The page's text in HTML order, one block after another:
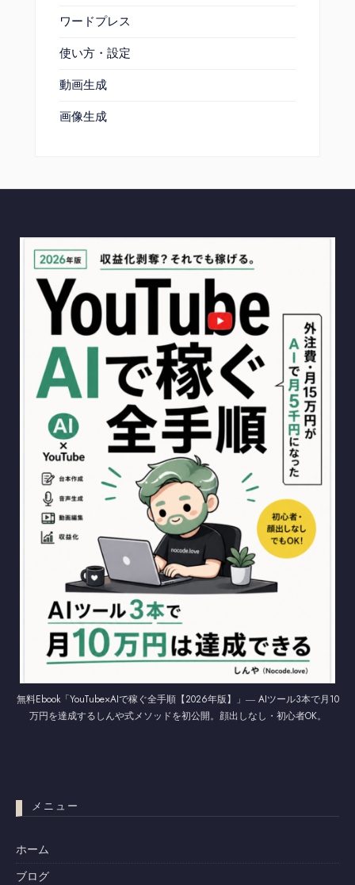
ワードプレス
使い方・設定
動画生成
画像生成
無料Ebook「YouTube×AIで稼ぐ全手順【2026年版】」― AIツール3本で月10
万円を達成するしんや式メソッドを初公開。顔出しなし・初心者OK。
メニュー
ホーム
ブログ